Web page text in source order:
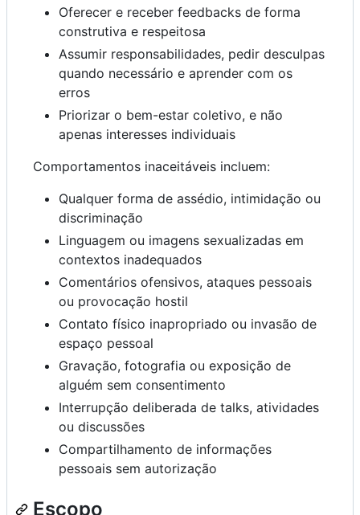
Oferecer e receber feedbacks de forma
construtiva e respeitosa
Assumir responsabilidades, pedir desculpas
quando necessário e aprender com os
erros
Priorizar o bem-estar coletivo, e não
apenas interesses individuais
Comportamentos inaceitáveis incluem:
Qualquer forma de assédio, intimidação ou
discriminação
Linguagem ou imagens sexualizadas em
contextos inadequados
Comentários ofensivos, ataques pessoais
ou provocação hostil
Contato físico inapropriado ou invasão de
espaço pessoal
Gravação, fotografia ou exposição de
alguém sem consentimento
Interrupção deliberada de talks, atividades
ou discussões
Compartilhamento de informações
pessoais sem autorização
Escopo